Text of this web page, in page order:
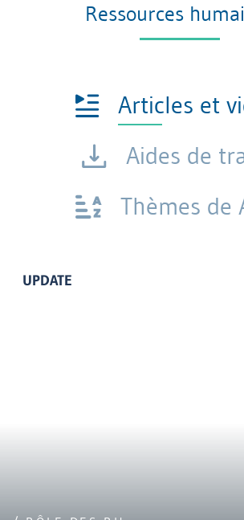
Ressources
Articles et
Aides de
Thèmes de
UPDATE